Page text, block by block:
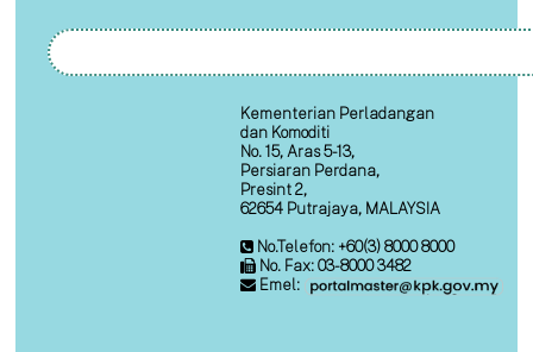
Kementerian Perladangan
dan Komoditi
No. 15, Aras 5-13,
Persiaran Perdana,
Presint 2,
62654 Putrajaya, MALAYSIA
No.Telefon: +60(3) 8000 8000
No. Fax: 03-8000 3482
Emel: